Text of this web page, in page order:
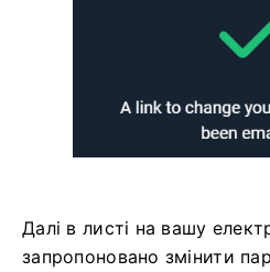
Далі в листі на вашу
запропоновано змінити